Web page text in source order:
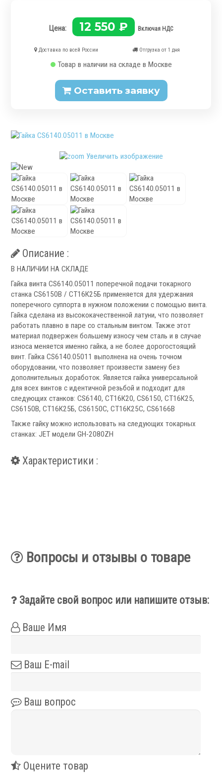
Ручные токарные патроны
Механизированные патроны
Гидроцилиндры
Аксессуары для токарных патронов
Инструментальная оснастка
Револьверные головки
Запчасти для револьверных головок
Приводные блоки
Статические блоки
Переходные втулки
Системы УЦИ
Аксессуары УЦИ
Системы СОЖ
Рефрактометры СОЖ
Цена: 12 550 ₽ Включая НДС
Доставка по всей России Отгрузка от 1 дня
Товар в наличии на складе в Москве
Оставить заявку
Увеличить изображение
Описание :
В НАЛИЧИИ НА СКЛАДЕ
Гайка винта CS6140.05011 поперечной подачи токарного
станка CS6150B / СТ16К25Б применяется для удержания
поперечного суппорта в нужном положении с помощью винта.
Гайка сделана из высококачественной латуни, что позволяет
работать плавно в паре со стальным винтом. Также этот
материал подвержен большему износу чем сталь и в случае
износа меняется именно гайка, а не более дорогостоящий
винт. Гайка CS6140.05011 выполнена на очень точном
оборудовании, что позволяет произвести замену без
дополнительных доработок. Является гайка универсальной
для всех винтов с идентичной резьбой и подходит для
следующих станков: CS6140, СТ16К20, CS6150, СТ16К25,
CS6150B, СТ16К25Б, CS6150C, СТ16К25С, CS6166B
Также гайку можно использовать на следующих токарных
станках: JET модели GH-2080ZH
Характеристики :
Вопросы и отзывы о товаре
Задайте свой вопрос или напишите отзыв:
Ваше Имя
Ваш E-mail
Ваш вопрос
Оцените товар